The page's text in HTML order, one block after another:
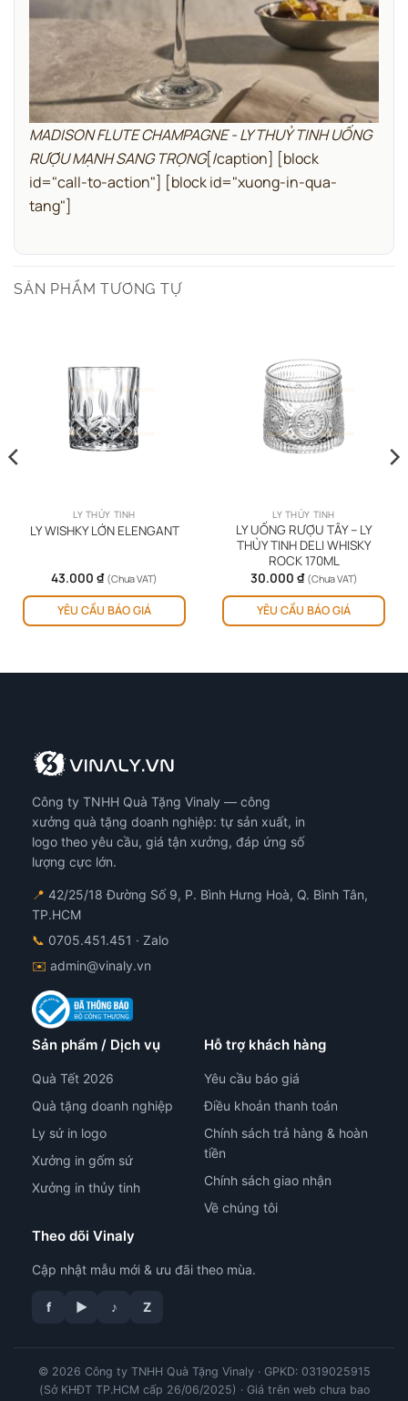
MADISON FLUTE CHAMPAGNE - LY THUỶ TINH UỐNG
RƯỢU MẠNH SANG TRỌNG[/caption] [block
id="call-to-action"] [block id="xuong-in-qua-
tang"]
SẢN PHẨM TƯƠNG TỰ
LY THỦY TINH
LY WISHKY LỚN ELENGANT
43.000 ₫ (Chưa VAT)
YÊU CẦU BÁO GIÁ
LY THỦY TINH
LY UỐNG RƯỢU TÂY – LY
THỦY TINH DELI WHISKY
ROCK 170ML
30.000 ₫ (Chưa VAT)
YÊU CẦU BÁO GIÁ
Công ty TNHH Quà Tặng Vinaly — công
xưởng quà tặng doanh nghiệp: tự sản xuất, in
logo theo yêu cầu, giá tận xưởng, đáp ứng số
lượng cực lớn.
📍 42/25/18 Đường Số 9, P. Bình Hưng Hoà, Q. Bình Tân,
TP.HCM
📞 0705.451.451 · Zalo
✉️ admin@vinaly.vn
Sản phẩm / Dịch vụ
Quà Tết 2026
Quà tặng doanh nghiệp
Ly sứ in logo
Xưởng in gốm sứ
Xưởng in thủy tinh
Hỗ trợ khách hàng
Yêu cầu báo giá
Điều khoản thanh toán
Chính sách trả hàng & hoàn
tiền
Chính sách giao nhận
Về chúng tôi
Theo dõi Vinaly
Cập nhật mẫu mới & ưu đãi theo mùa.
f ▶ ♪ Z
© 2026 Công ty TNHH Quà Tặng Vinaly · GPKD: 0319025915
(Sở KHĐT TP.HCM cấp 26/06/2025) · Giá trên web chưa bao